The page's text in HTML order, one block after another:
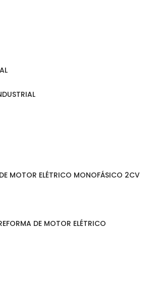
DE MOTOR ELÉTRICO MONOFÁSICO 2CV
REFORMA DE MOTOR ELÉTRICO